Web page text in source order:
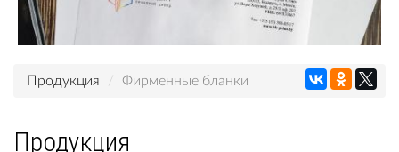
Продукция Фирменные бланки
Продукция